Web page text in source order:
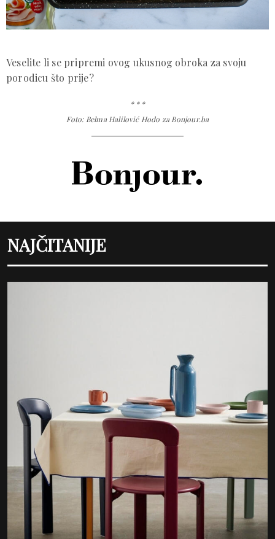
Veselite li se pripremi ovog ukusnog obroka za svoju
porodicu što prije?
* * *
Foto: Belma Halilović Hodo za Bonjour.ba
NAJČITANIJE